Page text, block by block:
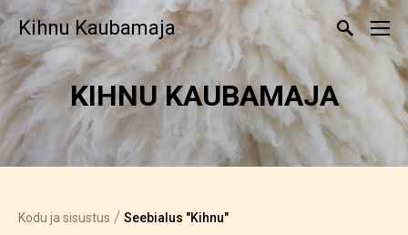
Kihnu Kaubamaja
KIHNU KAUBAMAJA
Kodu ja sisustus / Seebialus "Kihnu"